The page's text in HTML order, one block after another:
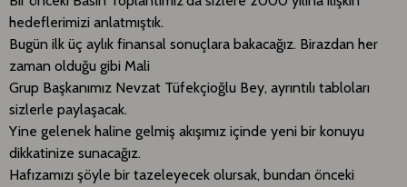
hedeflerimizi anlatmıştık.
Bugün ilk üç aylık finansal sonuçlara bakacağız. Birazdan her
zaman olduğu gibi Mali
Grup Başkanımız Nevzat Tüfekçioğlu Bey, ayrıntılı tabloları
sizlerle paylaşacak.
Yine gelenek haline gelmiş akışımız içinde yeni bir konuyu
dikkatinize sunacağız.
Hafızamızı şöyle bir tazeleyecek olursak, bundan önceki